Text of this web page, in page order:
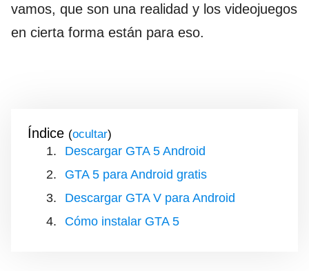
vamos, que son una realidad y los videojuegos
en cierta forma están para eso.
Índice ( )
Descargar GTA 5 Android
GTA 5 para Android gratis
Descargar GTA V para Android
Cómo instalar GTA 5